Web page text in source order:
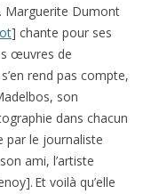
Marguerite Dumont
] chante pour ses
œuvres de
rend pas compte,
son
dans chacun
par le journaliste
ami, l’artiste
Et voilà qu’elle